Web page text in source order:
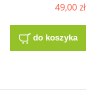
49,00 zł
do koszyka